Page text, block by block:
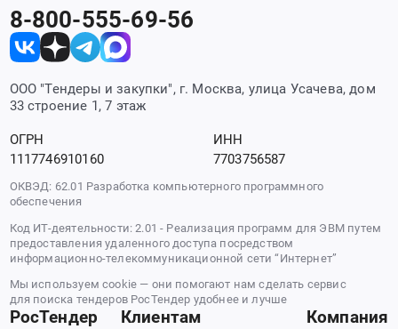
8-800-555-69-56
ООО "Тендеры и закупки", г. Москва, улица Усачева, дом
33 строение 1, 7 этаж
ОГРН
1117746910160
ИНН
7703756587
ОКВЭД: 62.01 Разработка компьютерного программного
обеспечения
Код ИТ-деятельности: 2.01 - Реализация программ для ЭВМ путем
предоставления удаленного доступа посредством
информационно-телекоммуникационной сети “Интернет”
Мы используем cookie — они помогают нам сделать сервис
для поиска тендеров РосТендер удобнее и лучше
РосТендер Клиентам Компания